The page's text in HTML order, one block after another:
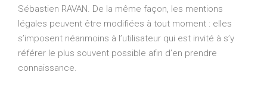
Sébastien RAVAN. De la même façon, les mentions
légales peuvent être modifiées à tout moment : elles
s’imposent néanmoins à l’utilisateur qui est invité à s’y
référer le plus souvent possible afin d’en prendre
connaissance.